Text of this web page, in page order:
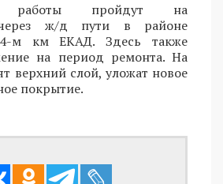
работы пройдут на
через ж/д пути в районе
м км ЕКАД. Здесь также
на период ремонта. На
верхний слой, уложат новое
покрытие.